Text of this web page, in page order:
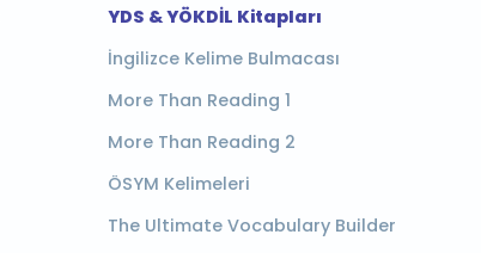
YDS & YÖKDİL Kitapları
İngilizce Kelime Bulmacası
More Than Reading 1
More Than Reading 2
ÖSYM Kelimeleri
The Ultimate Vocabulary Builder